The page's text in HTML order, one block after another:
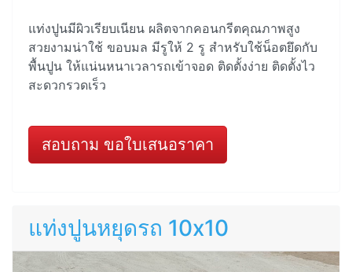
แท่งปูนมีผิวเรียบเนียน ผลิตจากคอนกรีตคุณภาพสูง
สวยงามน่าใช้ ขอบมล มีรูให้ 2 รู สำหรับใช้น็อตยึดกับ
พื้นปูน ให้แน่นหนาเวลารถเข้าจอด ติดตั้งง่าย ติดตั้งไว
สะดวกรวดเร็ว
สอบถาม ขอใบเสนอราคา
แท่งปูนหยุดรถ 10x10